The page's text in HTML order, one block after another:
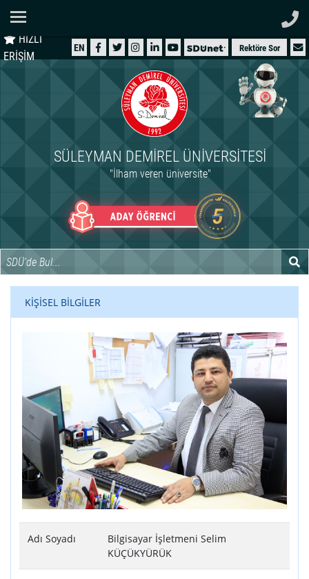
HIZLI
ERİŞİM
EN Rektöre Sor
SÜLEYMAN DEMIREL ÜNIVERSITESI
"İlham veren üniversite"
ÜNİVERSİTEMİZ
İDARİ
ARAŞTIRMA
INTERNATIONAL
KİŞİSEL BİLGİLER
Adı Soyadı
Bilgisayar İşletmeni Selim
KÜÇÜKYÜRÜK